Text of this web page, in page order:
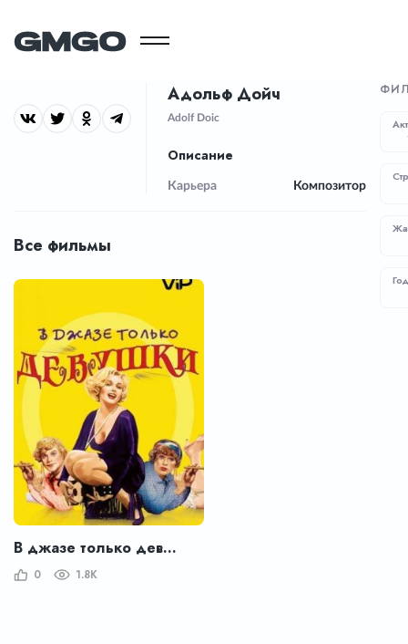
Адольф Дойч
Adolf Doic
Описание
Карьера Композитор
Все фильмы
В джазе только девушки
0 1.8K